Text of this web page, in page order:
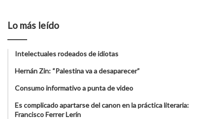
Lo más leído
Intelectuales rodeados de idiotas
Hernán Zin: “Palestina va a desaparecer”
Consumo informativo a punta de video
Es complicado apartarse del canon en la práctica literaria:
Francisco Ferrer Lerín